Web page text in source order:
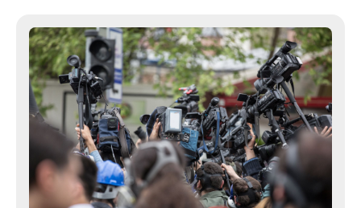
прокурорға және премьер-министрге
жолданған үндеу 400-ге жуық